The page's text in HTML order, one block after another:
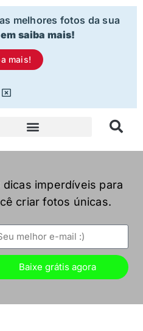
melhores fotos da sua
saiba mais!
mais!
dicas imperdíveis para
criar fotos únicas.
Baixe grátis agora